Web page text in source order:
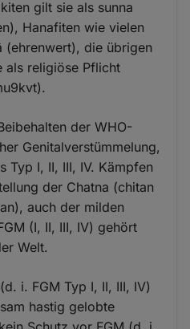
gilt sie als sunna
Hanafiten wie vielen
(ehrenwert), die übrigen
als religiöse Pflicht
der WHO-
Genitalverstümmelung,
Typ I, II, III, IV. Kämpfen
der Chatna (chitan
auch der milden
(I, II, III, IV) gehört
Welt.
i. FGM Typ I, II, III, IV)
hastig gelobte